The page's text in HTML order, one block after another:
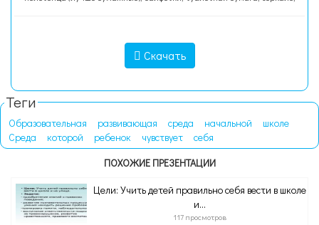
Скачать
Теги
Образовательная развивающая среда начальной
школе
Среда
которой ребенок чувствует
себя
ПОХОЖИЕ ПРЕЗЕНТАЦИИ
Цели: Учить детей правильно себя вести в школе
и...
117 просмотров